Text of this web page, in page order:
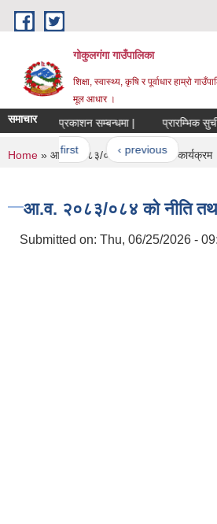
Skip to main content
गोकुलगंगा गाउँपालिका
शिक्षा, स्वास्थ्य, कृषि र पूर्वाधार हाम्रो
मूल आधार ।
समाचारनतिजा प्रकाशन सम्बन्धमा | प्रारम्भिक
Pages
« first ‹ previous …
You are here
Home » आ.व. २०८३/०८४ को नीति तथा कार्यक्रम
आ.व. २०८३/०८४ को नीति
Submitted on: Thu, 06/25/2026 -